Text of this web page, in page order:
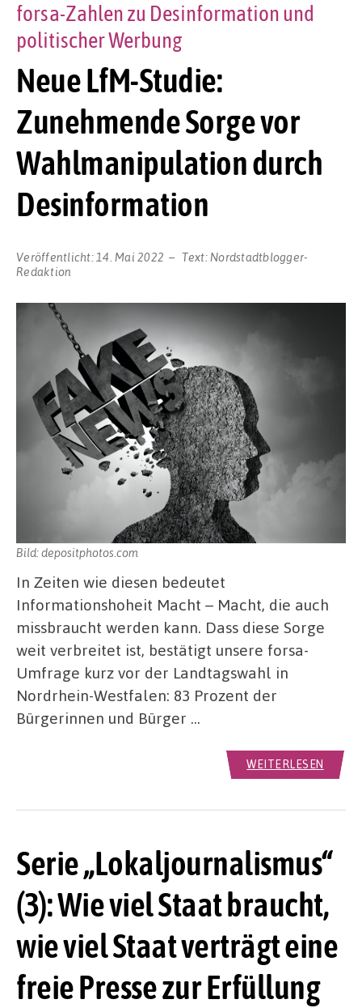
Neue LfM-Studie:
Zunehmende Sorge vor
Wahlmanipulation durch
Desinformation
forsa-Zahlen zu Desinformation und
politischer Werbung
Veröffentlicht: 14. Mai 2022 Text: Nordstadtblogger-
Redaktion
Bild: depositphotos.com
In Zeiten wie diesen bedeutet
Informationshoheit Macht – Macht, die auch
missbraucht werden kann. Dass diese Sorge
weit verbreitet ist, bestätigt unsere forsa-
Umfrage kurz vor der Landtagswahl in
Nordrhein-Westfalen: 83 Prozent der
Bürgerinnen und Bürger …
WEITERLESEN
Serie „Lokaljournalismus“
(3): Wie viel Staat braucht,
wie viel Staat verträgt eine
freie Presse zur Erfüllung